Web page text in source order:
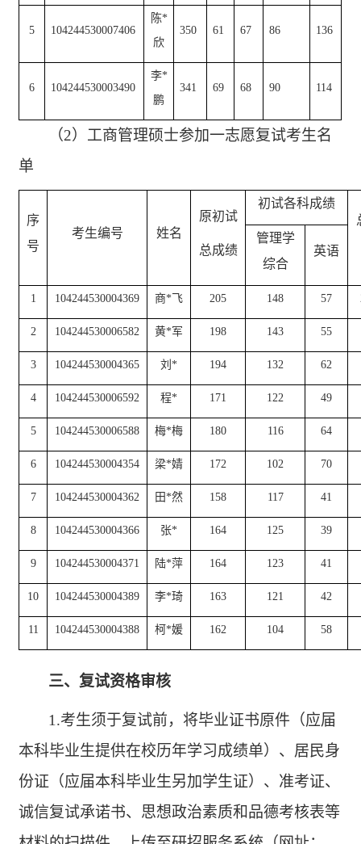
5 104244530007406
陈*
欣
350 61 67 86 136
6 104244530003490
李*
鹏
341 69 68 90 114
（2） 工商管理硕士参加一志愿复试考生名
单
序
号
考生编号 姓名
原初试
总成绩
初试各科成绩
管理学
综合
英语
1 104244530004369 商* 飞 205 148 57
2 104244530006582 黄*军 198 143 55
3 104244530004365 刘* 194 132 62
4 104244530006592 程* 171 122 49
5 104244530006588 梅*梅 180 116 64
6 104244530004354 梁*婧 172 102 70
7 104244530004362 田*然 158 117 41
8 104244530004366 张* 164 125 39
9 104244530004371 陆*萍 164 123 41
10 104244530004389 李*琦 163 121 42
11 104244530004388 柯*媛 162 104 58
三、复试资格审核
1.考生须于复试前，将毕业证书原件（应届
本科毕业生提供在校历年学习成绩单）、居民身
份证（应届本科毕业生另加学生证）、准考证、
诚信复试承诺书、思想政治素质和品德考核表等